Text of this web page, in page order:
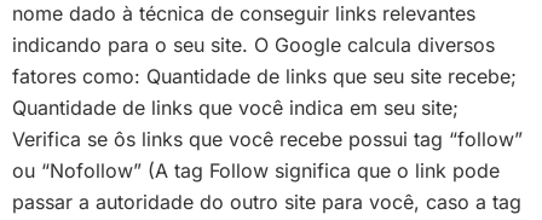
nome dado à técnica de conseguir links relevantes
indicando para o seu site. O Google calcula diversos
fatores como: Quantidade de links que seu site recebe;
Quantidade de links que você indica em seu site;
Verifica se ôs links que você recebe possui tag “follow”
ou “Nofollow” (A tag Follow significa que o link pode
passar a autoridade do outro site para você, caso a tag